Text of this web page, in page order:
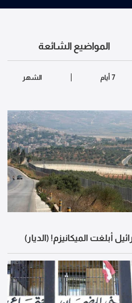
المواضيع الشائعة
أبلغت الميكانيزم! (الديار)